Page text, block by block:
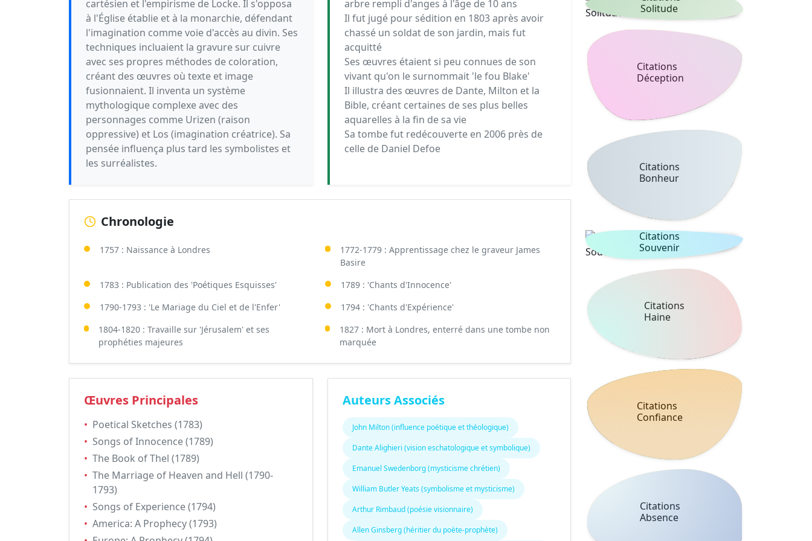
cartésien et l'empirisme de Locke. Il s'opposa
à l'Église établie et à la monarchie, défendant
l'imagination comme voie d'accès au divin. Ses
techniques incluaient la gravure sur cuivre
avec ses propres méthodes de coloration,
créant des œuvres où texte et image
fusionnaient. Il inventa un système
mythologique complexe avec des
personnages comme Urizen (raison
oppressive) et Los (imagination créatrice). Sa
pensée influença plus tard les symbolistes et
les surréalistes.
arbre rempli d'anges à l'âge de 10 ans
Il fut jugé pour sédition en 1803 après avoir
chassé un soldat de son jardin, mais fut
acquitté
Ses œuvres étaient si peu connues de son
vivant qu'on le surnommait 'le fou Blake'
Il illustra des œuvres de Dante, Milton et la
Bible, créant certaines de ses plus belles
aquarelles à la fin de sa vie
Sa tombe fut redécouverte en 2006 près de
celle de Daniel Defoe
Chronologie
1757 : Naissance à Londres
1772-1779 : Apprentissage chez le graveur James
Basire
1783 : Publication des 'Poétiques Esquisses'
1789 : 'Chants d'Innocence'
1790-1793 : 'Le Mariage du Ciel et de l'Enfer'
1794 : 'Chants d'Expérience'
1804-1820 : Travaille sur 'Jérusalem' et ses
prophéties majeures
1827 : Mort à Londres, enterré dans une tombe non
marquée
Œuvres Principales
• Poetical Sketches (1783)
• Songs of Innocence (1789)
• The Book of Thel (1789)
• The Marriage of Heaven and Hell (1790-
1793)
• Songs of Experience (1794)
• America: A Prophecy (1793)
Auteurs Associés
John Milton (influence poétique et théologique)
Dante Alighieri (vision eschatologique et symbolique)
Emanuel Swedenborg (mysticisme chrétien)
William Butler Yeats (symbolisme et mysticisme)
Arthur Rimbaud (poésie visionnaire)
Allen Ginsberg (héritier du poète-prophète)
Solitude
Citations
Déception
Citations
Bonheur
Citations
Souvenir
Citations
Haine
Citations
Confiance
Citations
Absence